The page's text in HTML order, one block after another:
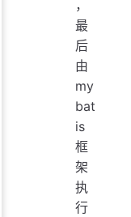
，
最
后
由
my
bat
is
框
架
执
行